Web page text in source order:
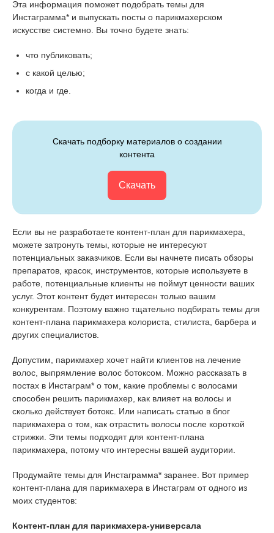
Эта информация поможет подобрать темы для
Инстаграмма* и выпускать посты о парикмахерском
искусстве системно. Вы точно будете знать:
что публиковать;
с какой целью;
когда и где.
Скачать подборку материалов о создании
контента
Скачать
Если вы не разработаете контент-план для парикмахера,
можете затронуть темы, которые не интересуют
потенциальных заказчиков. Если вы начнете писать обзоры
препаратов, красок, инструментов, которые используете в
работе, потенциальные клиенты не поймут ценности ваших
услуг. Этот контент будет интересен только вашим
конкурентам. Поэтому важно тщательно подбирать темы для
контент-плана парикмахера колориста, стилиста, барбера и
других специалистов.
Допустим, парикмахер хочет найти клиентов на лечение
волос, выпрямление волос ботоксом. Можно рассказать в
постах в Инстаграм* о том, какие проблемы с волосами
способен решить парикмахер, как влияет на волосы и
сколько действует ботокс. Или написать статью в блог
парикмахера о том, как отрастить волосы после короткой
стрижки. Эти темы подходят для контент-плана
парикмахера, потому что интересны вашей аудитории.
Продумайте темы для Инстаграмма* заранее. Вот пример
контент-плана для парикмахера в Инстаграм от одного из
моих студентов:
Контент-план для парикмахера-универсала